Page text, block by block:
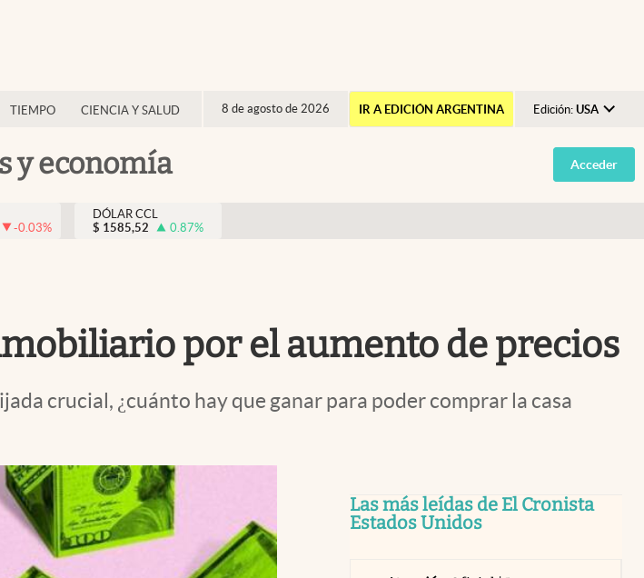
TIEMPO CIENCIA Y SALUD 8 de agosto de 2026 IR A EDICIÓN ARGENTINA Edición: USA
Argentina
España
y economía Acceder
-0.03%
DÓLAR CCL
$ 1585,52 0.87%
por el aumento de precios
crucial, ¿cuánto hay que ganar para poder comprar la casa
Las más leídas de El Cronista
Estados Unidos